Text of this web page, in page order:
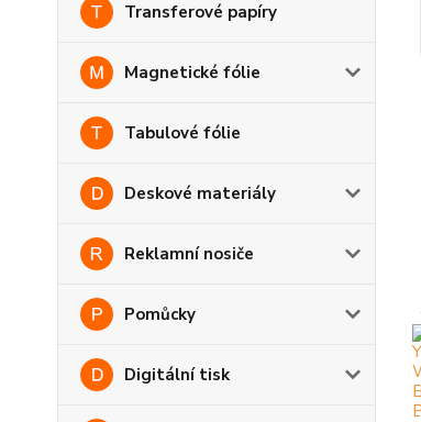
Transferové papíry
Magnetické fólie
Tabulové fólie
Deskové materiály
Reklamní nosiče
Pomůcky
Digitální tisk